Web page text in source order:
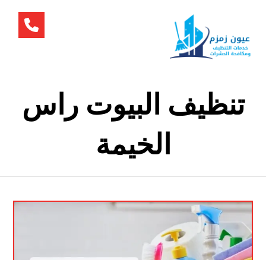
تنظيف البيوت راس
الخيمة